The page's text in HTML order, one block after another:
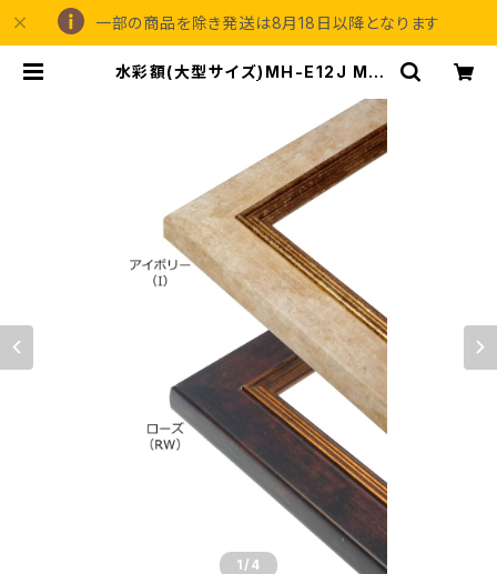
一部の商品を除き発送は8月18日以降となります
水彩額(大型サイズ)MH-E12J MO
1 /4